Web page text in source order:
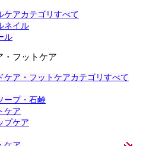
ケアカテゴリすべて
ネイル
ル
・フットケア
ケア・フットケアカテゴリすべて
ープ・石鹸
ケア
プケア